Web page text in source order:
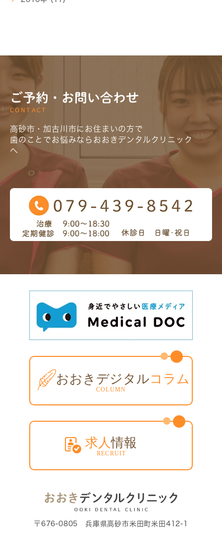
ご予約・お問い合わせ
CONTACT
高砂市・加古川市にお住まいの方で
歯のことでお悩みならおおきデンタルクリニック
へ
〒676-0805 兵庫県高砂市米田町米田412-1